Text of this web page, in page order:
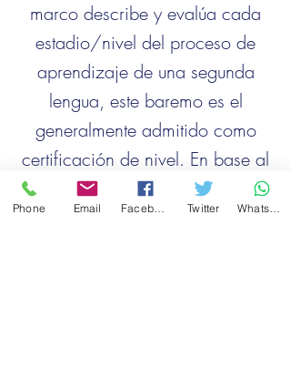
marco describe y evalúa cada
estadio/nivel del proceso de
aprendizaje de una segunda
lengua, este baremo es el
generalmente admitido como
certificación de nivel. En base al
mismo, se desarrollan los
distintos exámenes reconocidos
Phone Email Twitter